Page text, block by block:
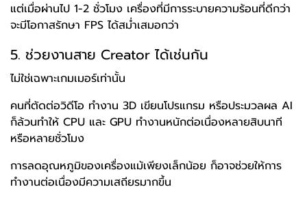
แต่เมื่อผ่านไป 1-2 ชั่วโมง เครื่องที่มีการระบายความร้อนที่ดีกว่า
จะมีโอกาสรักษา FPS ได้สม่ำเสมอกว่า
5. ช่วยงานสาย Creator ได้เช่นกัน
ไม่ใช่เฉพาะเกมเมอร์เท่านั้น
คนที่ตัดต่อวิดีโอ ทำงาน 3D เขียนโปรแกรม หรือประมวลผล AI
ก็ล้วนทำให้ CPU และ GPU ทำงานหนักต่อเนื่องหลายสิบนาที
หรือหลายชั่วโมง
การลดอุณหภูมิของเครื่องแม้เพียงเล็กน้อย ก็อาจช่วยให้การ
ทำงานต่อเนื่องมีความเสถียรมากขึ้น